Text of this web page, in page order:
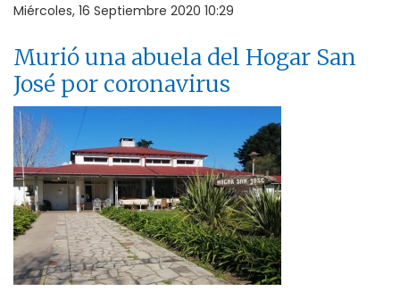
Miércoles, 16 Septiembre 2020 10:29
Murió una abuela del Hogar San
José por coronavirus